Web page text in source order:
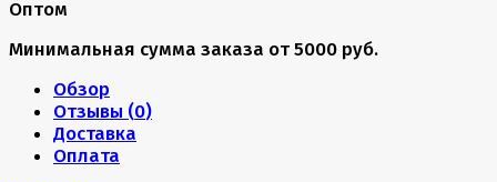
Оптом
Минимальная сумма заказа от 5000 руб.
Обзор
Отзывы (0)
Доставка
Оплата